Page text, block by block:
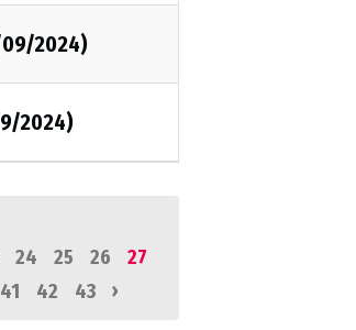
09/2024)
2024)
24 25 26
27
41 42 43 ›